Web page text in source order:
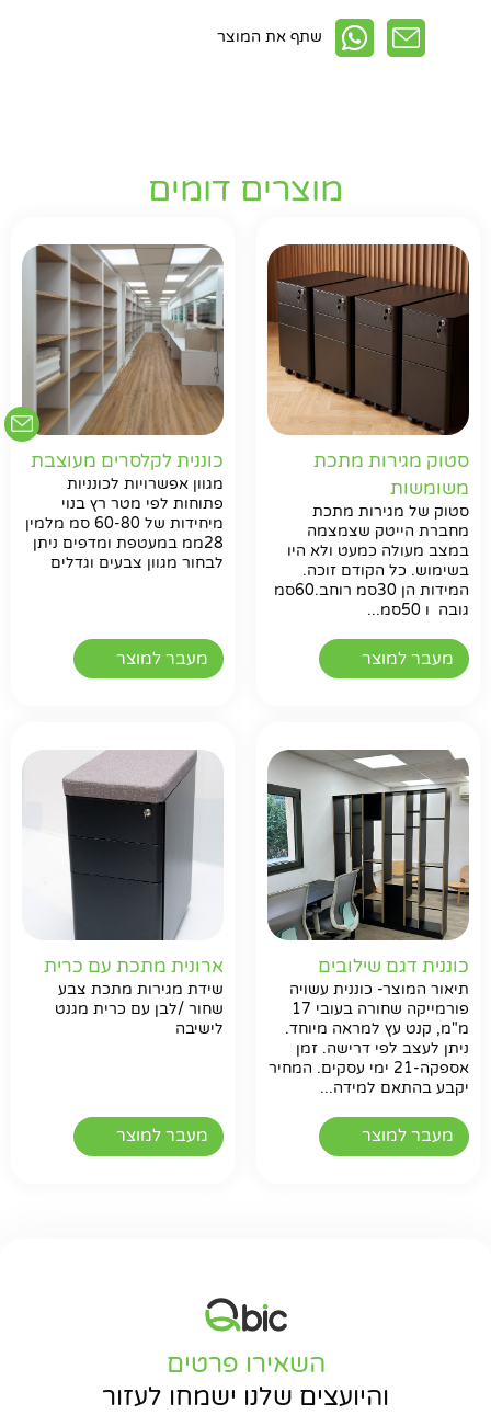
שתף את המוצר
מוצרים דומים
סטוק מגירות מתכת
משומשות
סטוק של מגירות מתכת
מחברת הייטק שצמצמה
במצב מעולה כמעט ולא היו
בשימוש. כל הקודם זוכה.
המידות הן 30סמ רוחב.60סמ
גובה ו 50סמ...
מעבר למוצר
כוננית לקלסרים מעוצבת
מגוון אפשרויות לכונניות
פתוחות לפי מטר רץ בנוי
מיחידות של 60-80 סמ מלמין
28ממ במעטפת ומדפים ניתן
לבחור מגוון צבעים וגדלים
מעבר למוצר
כוננית דגם שילובים
תיאור המוצר- כוננית עשויה
פורמייקה שחורה בעובי 17
מ"מ, קנט עץ למראה מיוחד.
ניתן לעצב לפי דרישה. זמן
אספקה-21 ימי עסקים. המחיר
יקבע בהתאם למידה...
מעבר למוצר
ארונית מתכת עם כרית
שידת מגירות מתכת צבע
שחור /לבן עם כרית מגנט
לישיבה
מעבר למוצר
השאירו פרטים
והיועצים שלנו ישמחו לעזור